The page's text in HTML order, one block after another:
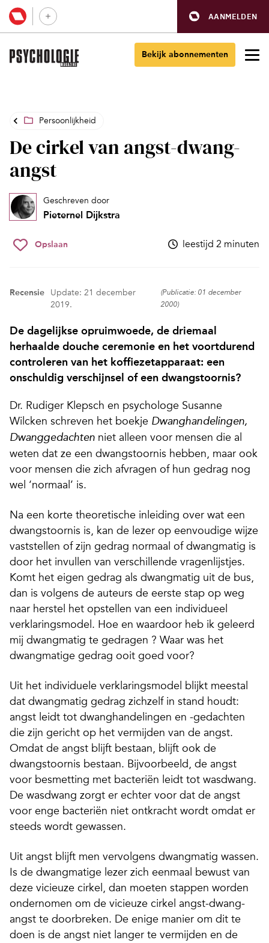
AANMELDEN
Bekijk abonnementen
Persoonlijkheid
De cirkel van angst-dwang-
angst
Geschreven door
Pieternel Dijkstra
Opslaan leestijd 2 minuten
Recensie
Update: 21 december
2019.
(Publicatie: 01 december
2000)
De dagelijkse opruimwoede, de driemaal
herhaalde douche ceremonie en het voortdurend
controleren van het koffiezetapparaat: een
onschuldig verschijnsel of een dwangstoornis?
Dr. Rudiger Klepsch en psychologe Susanne
Wilcken schreven het boekje Dwanghandelingen,
Dwanggedachten niet alleen voor mensen die al
weten dat ze een dwangstoornis hebben, maar ook
voor mensen die zich afvragen of hun gedrag nog
wel ‘normaal’ is.
Na een korte theoretische inleiding over wat een
dwangstoornis is, kan de lezer op eenvoudige wijze
vaststellen of zijn gedrag normaal of dwangmatig is
door het invullen van verschillende vragenlijstjes.
Komt het eigen gedrag als dwangmatig uit de bus,
dan is volgens de auteurs de eerste stap op weg
naar herstel het opstellen van een individueel
verklaringsmodel. Hoe en waardoor heb ik geleerd
mij dwangmatig te gedragen ? Waar was het
dwangmatige gedrag ooit goed voor?
Uit het individuele verklaringsmodel blijkt meestal
dat dwangmatig gedrag zichzelf in stand houdt:
angst leidt tot dwanghandelingen en -gedachten
die zijn gericht op het vermijden van de angst.
Omdat de angst blijft bestaan, blijft ook de
dwangstoornis bestaan. Bijvoorbeeld, de angst
voor besmetting met bacteriën leidt tot wasdwang.
De wasdwang zorgt er echter voor dat de angst
voor enge bacteriën niet ontkracht wordt omdat er
steeds wordt gewassen.
Uit angst blijft men vervolgens dwangmatig wassen.
Is de dwangmatige lezer zich eenmaal bewust van
deze vicieuze cirkel, dan moeten stappen worden
ondernomen om de vicieuze cirkel angst-dwang-
angst te doorbreken. De enige manier om dit te
doen is de angst niet langer te vermijden en de